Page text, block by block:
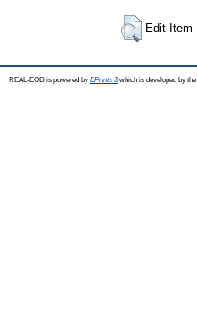
Edit Item
REAL-EOD is powered by EPrints 3which is developed by the